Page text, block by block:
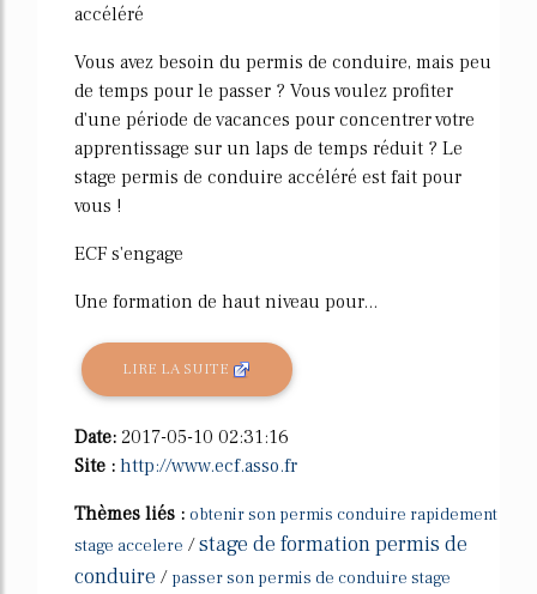
accéléré
Vous avez besoin du permis de conduire, mais peu
de temps pour le passer ? Vous voulez profiter
d'une période de vacances pour concentrer votre
apprentissage sur un laps de temps réduit ? Le
stage permis de conduire accéléré est fait pour
vous !
ECF s'engage
Une formation de haut niveau pour...
LIRE LA SUITE
Date: 2017-05-10 02:31:16
Site : http://www.ecf.asso.fr
Thèmes liés : obtenir son permis conduire rapidement
stage accelere /stage de formation permis de
conduire / passer son permis de conduire stage